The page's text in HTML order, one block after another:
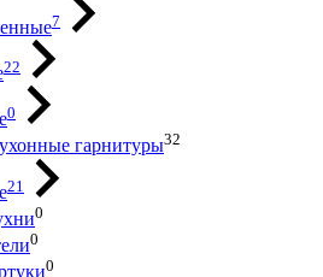
7
22
0
гарнитуры32
21
0
0
0